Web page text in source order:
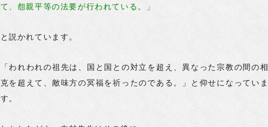
て、怨親平等の法要が行われている。」
と説かれています。
「われわれの祖先は、国と国との対立を超え、異なった宗教の間の
克を超えて、敵味方の冥福を祈ったのである。」と仰せになってい
す。